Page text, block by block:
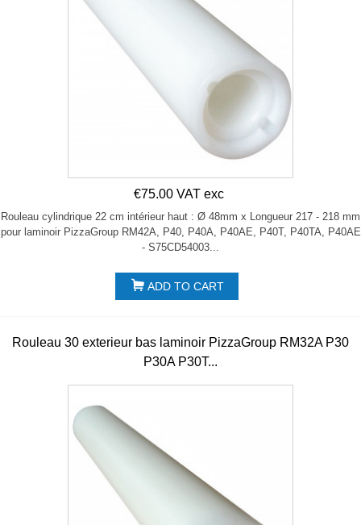
€75.00 VAT exc
Rouleau cylindrique 22 cm intérieur haut : Ø 48mm x Longueur 217 - 218 mm
pour laminoir PizzaGroup RM42A, P40, P40A, P40AE, P40T, P40TA, P40AE
- S75CD54003...
ADD TO CART
Rouleau 30 exterieur bas laminoir PizzaGroup RM32A P30
P30A P30T...